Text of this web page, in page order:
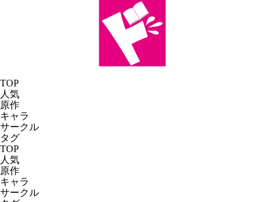
TOP
人気
原作
キャラ
サークル
タグ
TOP
人気
原作
キャラ
サークル